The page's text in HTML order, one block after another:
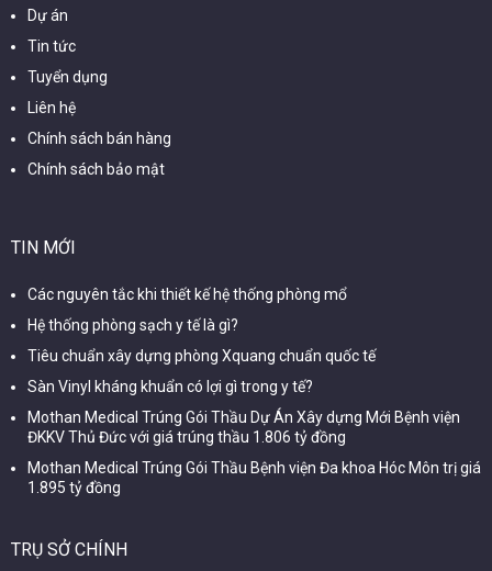
Dự án
Tin tức
Tuyển dụng
Liên hệ
Chính sách bán hàng
Chính sách bảo mật
TIN MỚI
Các nguyên tắc khi thiết kế hệ thống phòng mổ
Hệ thống phòng sạch y tế là gì?
Tiêu chuẩn xây dựng phòng Xquang chuẩn quốc tế
Sàn Vinyl kháng khuẩn có lợi gì trong y tế?
Mothan Medical Trúng Gói Thầu Dự Án Xây dựng Mới Bệnh viện
ĐKKV Thủ Đức với giá trúng thầu 1.806 tỷ đồng
Mothan Medical Trúng Gói Thầu Bệnh viện Đa khoa Hóc Môn trị giá
1.895 tỷ đồng
TRỤ SỞ CHÍNH